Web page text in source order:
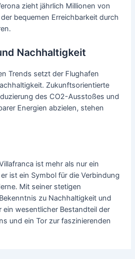
zieht jährlich Millionen von
bequemen Erreichbarkeit durch
Nachhaltigkeit
Trends setzt der Flughafen
Zukunftsorientierte
des CO2-Ausstoßes und
Energien abzielen, stehen
ist mehr als nur ein
ist ein Symbol für die Verbindung
Mit seiner stetigen
zu Nachhaltigkeit und
ein wesentlicher Bestandteil der
und ein Tor zur faszinierenden